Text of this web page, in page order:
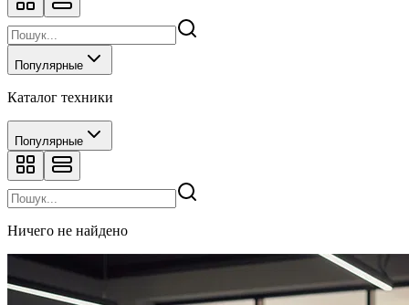
Популярные
Каталог техники
Популярные
Ничего не найдено